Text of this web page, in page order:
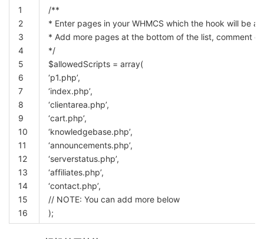
1
2
3
4
5
6
7
8
9
10
11
12
13
14
15
16
/**
* Enter pages in your WHMCS which the hook will be
* Add more pages at the bottom of the list, comment
*/
$allowedScripts = array(
‘p1.php’,
‘index.php’,
‘clientarea.php’,
‘cart.php’,
‘knowledgebase.php’,
‘announcements.php’,
‘serverstatus.php’,
‘affiliates.php’,
‘contact.php’,
// NOTE: You can add more below
);